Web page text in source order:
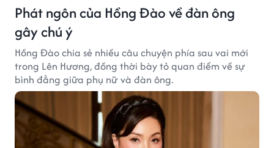
Phát ngôn của Hồng Đào về đàn ông
gây chú ý
Hồng Đào chia sẻ nhiều câu chuyện phía sau vai mới
trong Lên Hương, đồng thời bày tỏ quan điểm về sự
bình đẳng giữa phụ nữ và đàn ông.